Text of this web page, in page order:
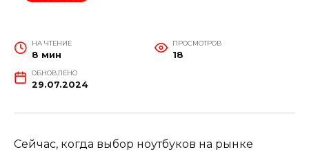
НА ЧТЕНИЕ
8 мин
ПРОСМОТРОВ
18
ОБНОВЛЕНО
29.07.2024
Сейчас, когда выбор ноутбуков на рынке